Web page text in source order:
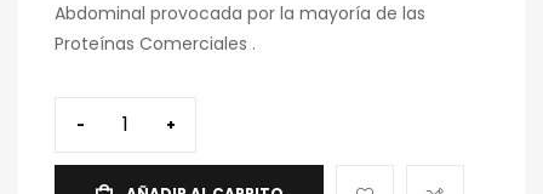
Abdominal provocada por la mayoría de las
Proteínas Comerciales .
- +